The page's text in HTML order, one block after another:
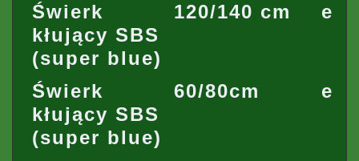
Świerk
kłujący SBS
(super blue)
120/140 cm
Świerk
kłujący SBS
(super blue)
60/80cm